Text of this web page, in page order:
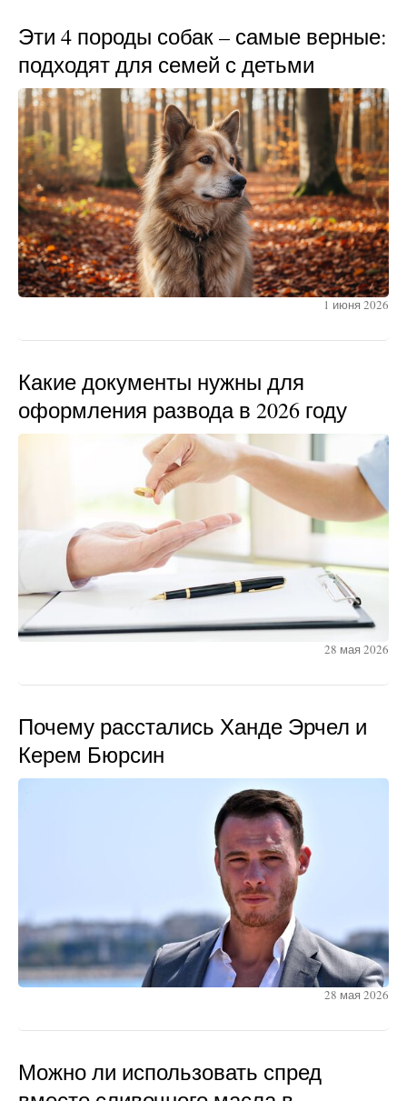
Эти 4 породы собак – самые верные:
подходят для семей с детьми
1 июня 2026
Какие документы нужны для
оформления развода в 2026 году
28 мая 2026
Почему расстались Ханде Эрчел и
Керем Бюрсин
28 мая 2026
Можно ли использовать спред